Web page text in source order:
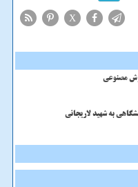
X
مصنوعی
به شهید لاریجانی